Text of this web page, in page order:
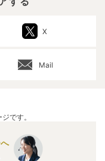
X
Mail
です。